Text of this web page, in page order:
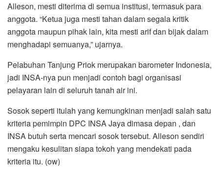
Alleson, mesti diterima di semua institusi, termasuk para
anggota. “Ketua juga mesti tahan dalam segala kritik
anggota maupun pihak lain, kita mesti arif dan bijak dalam
menghadapi semuanya,” ujarnya.
Pelabuhan Tanjung Priok merupakan barometer Indonesia,
jadi INSA-nya pun menjadi contoh bagi organisasi
pelayaran lain di seluruh tanah air ini.
Sosok seperti itulah yang kemungkinan menjadi salah satu
kriteria pemimpin DPC INSA Jaya dimasa depan , dan
INSA butuh serta mencari sosok tersebut. Alleson sendiri
mengaku kesulitan siapa tokoh yang mendekati pada
kriteria itu. (ow)